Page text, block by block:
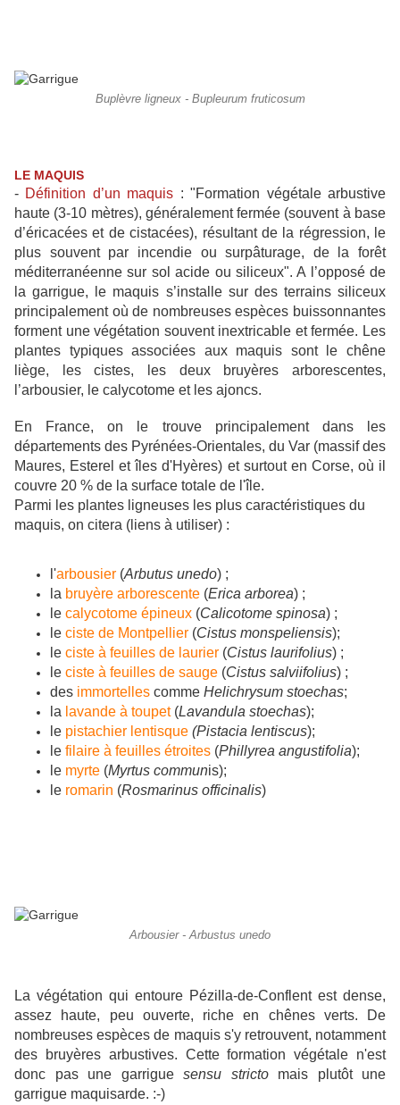
Buplèvre ligneux - Bupleurum fruticosum
LE MAQUIS
- Définition d’un maquis : "Formation végétale arbustive
haute (3-10 mètres), généralement fermée (souvent à base
d’éricacées et de cistacées), résultant de la régression, le
plus souvent par incendie ou surpâturage, de la forêt
méditerranéenne sur sol acide ou siliceux". A l’opposé de
la garrigue, le maquis s’installe sur des terrains siliceux
principalement où de nombreuses espèces buissonnantes
forment une végétation souvent inextricable et fermée. Les
plantes typiques associées aux maquis sont le chêne
liège, les cistes, les deux bruyères arborescentes,
l’arbousier, le calycotome et les ajoncs.
En France, on le trouve principalement dans les
départements des Pyrénées-Orientales, du Var (massif des
Maures, Esterel et îles d'Hyères) et surtout en Corse, où il
couvre 20 % de la surface totale de l'île.
Parmi les plantes ligneuses les plus caractéristiques du
maquis, on citera (liens à utiliser) :
l'arbousier (Arbutus unedo) ;
la bruyère arborescente (Erica arborea) ;
le calycotome épineux (Calicotome spinosa) ;
le ciste de Montpellier (Cistus monspeliensis);
le ciste à feuilles de laurier (Cistus laurifolius) ;
le ciste à feuilles de sauge (Cistus salviifolius) ;
des immortelles comme Helichrysum stoechas;
la lavande à toupet(Lavandula stoechas);
le pistachier lentisque (Pistacia lentiscus);
le filaire à feuilles étroites (Phillyrea angustifolia);
le myrte (Myrtus communis);
le romarin (Rosmarinus officinalis)
Arbousier - Arbustus unedo
La végétation qui entoure Pézilla-de-Conflent est dense,
assez haute, peu ouverte, riche en chênes verts. De
nombreuses espèces de maquis s'y retrouvent, notamment
des bruyères arbustives. Cette formation végétale n'est
donc pas une garrigue sensu stricto mais plutôt une
garrigue maquisarde. :-)